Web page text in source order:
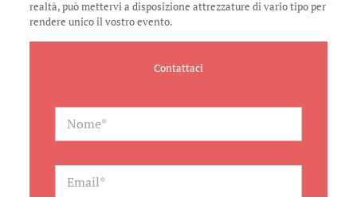
realtà, può mettervi a disposizione attrezzature di vario tipo per
rendere unico il vostro evento.
Contattaci
N
m
*E